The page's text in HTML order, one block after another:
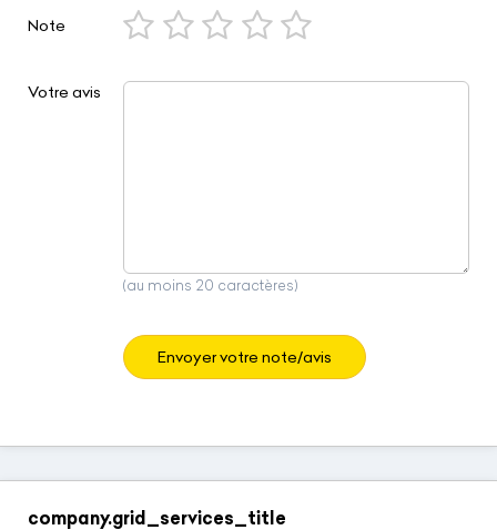
Note
Votre avis
(au moins 20 caractères)
Envoyer votre note/avis
company.grid_services_title